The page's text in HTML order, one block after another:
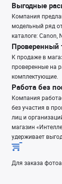
Выгодные
Компания
модельный ряд
каталоге: Canon,
Проверенный
К продаже в
проверенные на
комплектующие.
Работа без
Компания
без участия в
лиц и
магазин
удерживает
Для заказа